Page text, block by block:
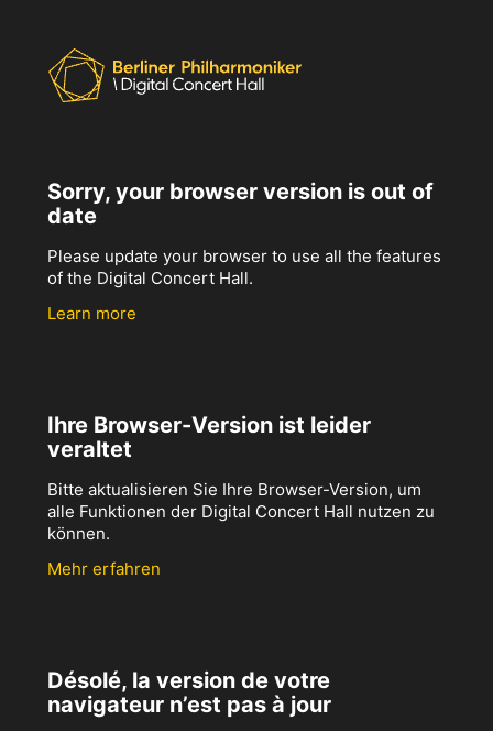
Sorry, your browser version is out of
date
Please update your browser to use all the features
of the Digital Concert Hall.
Learn more
Ihre Browser-Version ist leider
veraltet
Bitte aktualisieren Sie Ihre Browser-Version, um
alle Funktionen der Digital Concert Hall nutzen zu
können.
Mehr erfahren
Désolé, la version de votre
navigateur n’est pas à jour